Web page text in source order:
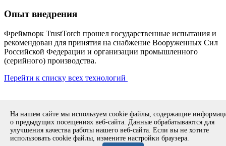
Опыт внедрения
Фреймворк TrustTorch прошел государственные испытания и
рекомендован для принятия на снабжение Вооруженных Сил
Российской Федерации и организации промышленного
(серийного) производства.
Перейти к списку всех технологий
Copyright © 1994-2026 ИСП РАН. 109004, г. Москва, ул. А.
Солженицына, дом 25.Противодействие коррупции.
Разработка безопасного программного обеспечения (РБПО)
Продолжая использовать наш сайт, вы даете согласие на
На нашем сайте мы используем cookie файлы, содержащие
о предыдущих посещениях веб-сайта. Данные обрабатываются для
улучшения качества работы нашего веб-сайта. Если вы не хотите
использовать cookie файлы, измените настройки браузера.